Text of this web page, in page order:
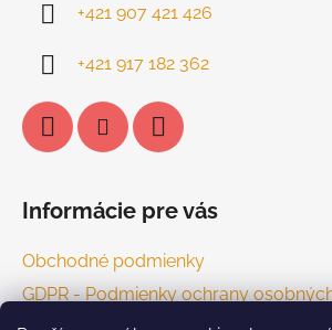
+421 907 421 426
+421 917 182 362
Informácie pre vás
Obchodné podmienky
GDPR - Podmienky ochrany